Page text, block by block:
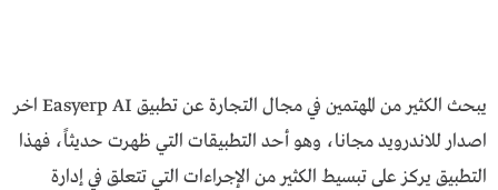
يبحث الكثير من المهتمين في مجال التجارة عن تطبيق Easyerp AI اخر
اصدار للاندرويد مجانا، وهو أحد التطبيقات التي ظهرت حديثاً، فهذا
التطبيق يركز على تبسيط الكثير من الإجراءات التي تتعلق في إدارة